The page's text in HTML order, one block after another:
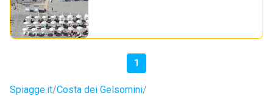
1
Spiagge.it Costa dei Gelsomini